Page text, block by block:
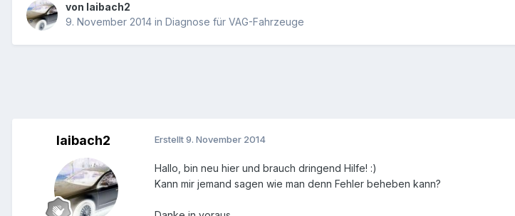
von laibach2
9. November 2014 in Diagnose für VAG-Fahrzeuge
laibach2 Erstellt9. November 2014
Hallo, bin neu hier und brauch dringend Hilfe! :)
Kann mir jemand sagen wie man denn Fehler beheben kann?